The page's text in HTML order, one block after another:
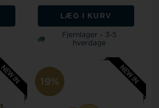
LÆG I KURV
Fjernlager - 3-5
hverdage
19%